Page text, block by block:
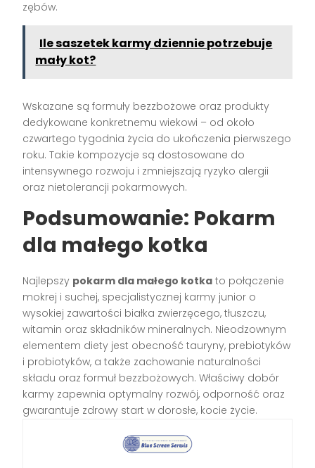
zębów.
Ile saszetek karmy dziennie potrzebuje
mały kot?
Wskazane są formuły bezzbożowe oraz produkty
dedykowane konkretnemu wiekowi – od około
czwartego tygodnia życia do ukończenia pierwszego
roku. Takie kompozycje są dostosowane do
intensywnego rozwoju i zmniejszają ryzyko alergii
oraz nietolerancji pokarmowych.
Podsumowanie: Pokarm
dla małego kotka
Najlepszy pokarm dla małego kotka to połączenie
mokrej i suchej, specjalistycznej karmy junior o
wysokiej zawartości białka zwierzęcego, tłuszczu,
witamin oraz składników mineralnych. Nieodzownym
elementem diety jest obecność tauryny, prebiotyków
i probiotyków, a także zachowanie naturalności
składu oraz formuł bezzbożowych. Właściwy dobór
karmy zapewnia optymalny rozwój, odporność oraz
gwarantuje zdrowy start w dorosłe, kocie życie.